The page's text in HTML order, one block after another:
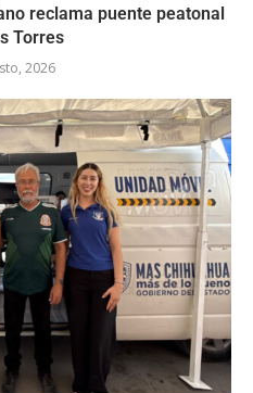
reclama puente peatonal
Torres
2026